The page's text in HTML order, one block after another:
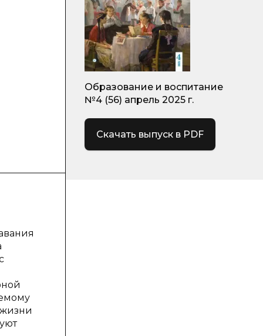
Образование и воспитание
№4 (56) апрель 2025 г.
Скачать выпуск в PDF